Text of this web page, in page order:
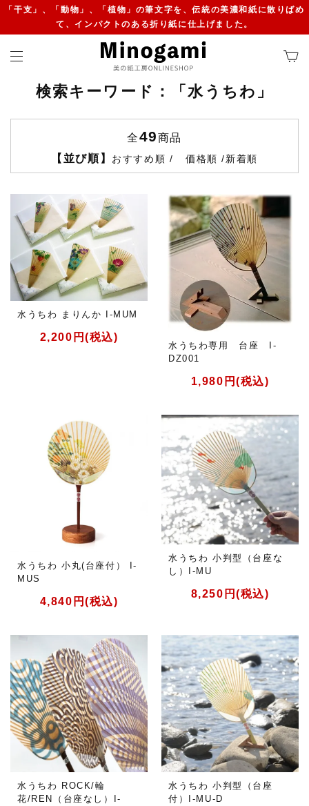
「干支」、「動物」、「植物」の筆文字を、伝統の美濃和紙に散りばめ
て、インパクトのある折り紙に仕上げました。
検索キーワード：「水うちわ」
全49商品
【並び順】 おすすめ順 価格順 新着順
水うちわ まりんか I-MUM
2,200円(税込)
水うちわ専用 台座 I-
DZ001
1,980円(税込)
水うちわ 小丸(台座付） I-
MUS
4,840円(税込)
水うちわ 小判型（台座な
し）I-MU
8,250円(税込)
水うちわ ROCK/輪
花/REN（台座なし）I-
水うちわ 小判型（台座
付）I-MU-D